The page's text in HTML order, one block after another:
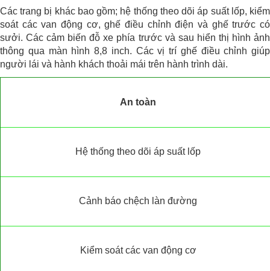
Các trang bị khác bao gồm; hệ thống theo dõi áp suất lốp, kiểm
soát các van động cơ, ghế điều chỉnh điện và ghế trước có
sưởi. Các cảm biến đỗ xe phía trước và sau hiển thị hình ảnh
thông qua màn hình 8,8 inch. Các vị trí ghế điều chỉnh giúp
người lái và hành khách thoải mái trên hành trình dài.
An toàn
Hệ thống theo dõi áp suất lốp
Cảnh báo chệch làn đường
Kiểm soát các van động cơ